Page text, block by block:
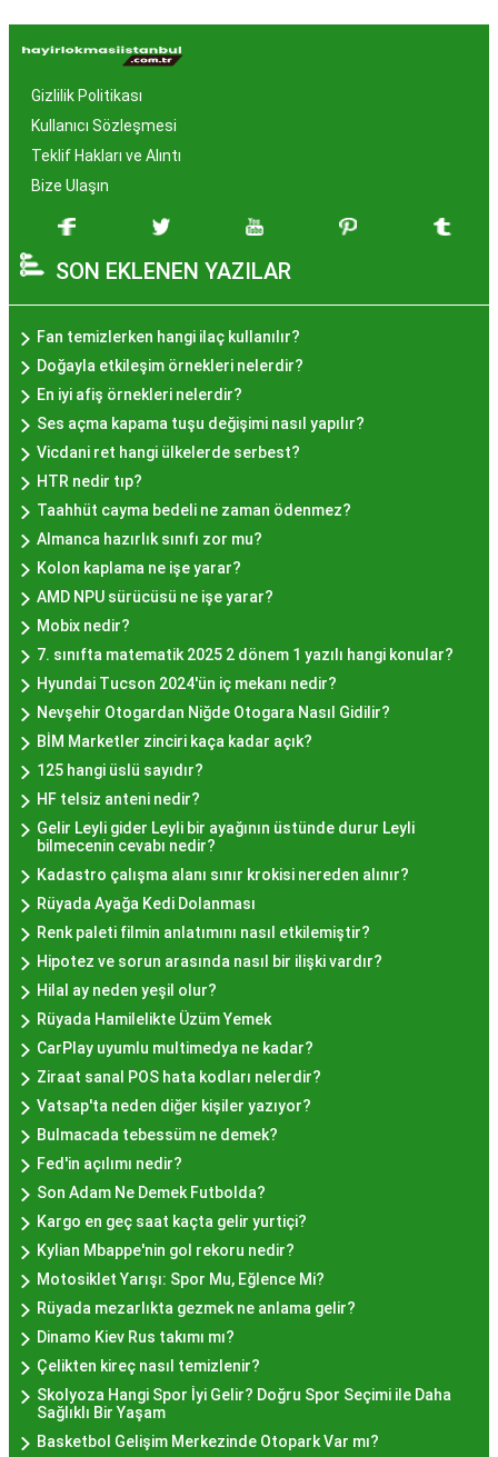
Hayır Lokması İstanbul'da
Neden Popüler?
İstanbul, tarih ve kültür mirasıyla öne çıkan bir
şehir olmasıyla birlikte, geleneksel lezzetlerle de
zenginleşmiştir. Hayır lokması, özel günlerde
hazırlanan ve lezzetiyle damaklarda unutulmaz
izler bırakan bir tatlıdır. İstanbul'da popüler
olmasının arkasında bu eşsiz lezzetin herkesi
cezbetmesi ve geleneksel dokunuşlarla
hazırlanması yatmaktadır.
Hayır Lokması İstanbul'da
Nerede Bulunur?
İstanbul genelinde birçok yerel işletme ve
pastane, hayır lokması sunmaktadır. Geleneksel
Eyüp gibi tarihi semtlerdeki lokantalarda Hayır
Lokması deneyimi daha da özel olabilir. Ayrıca,
Beyoğlu, Kadıköy, ve Beşiktaş gibi modern
semtlerde de bu lezzeti bulabilirsiniz.
Hayır Lokması Fiyatları
İstanbul'da Nasıl?
Hayır lokması fiyatları İstanbul
mekanlara ve sunulan hizmete göre değişiklik
gösterir. Genellikle porsiyon bazında satılan hayır
lokmalarının fiyatları uygun olup, lezzetin
kalitesiyle uyumlu bir deneyim sunar. İstanbul'da
farklı mekanlarda çeşitli fiyat seçeneklerini
değerlendirerek, bütçenize uygun bir hayır lokması
bulabilirsiniz.
Hayır Lokması İstanbul
Deneyiminde Nelere Dikkat
Edilmeli?
İstanbul'da hayır lokması deneyimini daha özel
kılmak için birkaç öneri:
Geleneksel Mekanları Tercih Edin:
semtlerdeki geleneksel pastanelerde hayır
lokması deneyimi daha otantik olabilir.
Yerel Tavsiyelere Kulak Verin:
yaşayanların önerilerini değerlendirerek en iyi
hayır lokması mekanlarını keşfedin.
Özel Günlerde Ziyaret Edin:Özel günlerde yapılan
Gizlilik Politikası
Kullanıcı Sözleşmesi
Teklif Hakları ve Alıntı
Bize Ulaşın
SON EKLENEN YAZILAR
Fan temizlerken hangi ilaç kullanılır?
Doğayla etkileşim örnekleri nelerdir?
En iyi afiş örnekleri nelerdir?
Ses açma kapama tuşu değişimi nasıl yapılır?
Vicdani ret hangi ülkelerde serbest?
HTR nedir tıp?
Taahhüt cayma bedeli ne zaman ödenmez?
Almanca hazırlık sınıfı zor mu?
Kolon kaplama ne işe yarar?
AMD NPU sürücüsü ne işe yarar?
Mobix nedir?
7. sınıfta matematik 2025 2 dönem 1 yazılı hangi konular?
Hyundai Tucson 2024'ün iç mekanı nedir?
Nevşehir Otogardan Niğde Otogara Nasıl Gidilir?
BİM Marketler zinciri kaça kadar açık?
125 hangi üslü sayıdır?
HF telsiz anteni nedir?
Gelir Leyli gider Leyli bir ayağının üstünde durur Leyli
bilmecenin cevabı nedir?
Kadastro çalışma alanı sınır krokisi nereden alınır?
Rüyada Ayağa Kedi Dolanması
Renk paleti filmin anlatımını nasıl etkilemiştir?
Hipotez ve sorun arasında nasıl bir ilişki vardır?
Hilal ay neden yeşil olur?
Rüyada Hamilelikte Üzüm Yemek
CarPlay uyumlu multimedya ne kadar?
Ziraat sanal POS hata kodları nelerdir?
Vatsap'ta neden diğer kişiler yazıyor?
Bulmacada tebessüm ne demek?
Fed'in açılımı nedir?
Son Adam Ne Demek Futbolda?
Kargo en geç saat kaçta gelir yurtiçi?
Kylian Mbappe'nin gol rekoru nedir?
Motosiklet Yarışı: Spor Mu, Eğlence Mi?
Rüyada mezarlıkta gezmek ne anlama gelir?
Dinamo Kiev Rus takımı mı?
Çelikten kireç nasıl temizlenir?
Skolyoza Hangi Spor İyi Gelir? Doğru Spor Seçimi ile Daha
Sağlıklı Bir Yaşam
Basketbol Gelişim Merkezinde Otopark Var mı?